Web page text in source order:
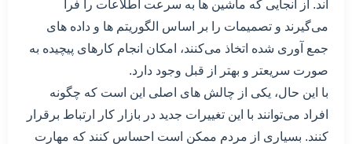
اند. از آنجایی که ماشین ها به سرعت اطلاعات را فرا
می‌گیرند و تصمیمات را بر اساس الگوریتم ها و داده های
جمع آوری شده اتخاذ می‌کنند، امکان انجام کارهای پیچیده به
صورت سریعتر و بهتر از قبل وجود دارد.
با این حال، یکی از چالش های اصلی این است که چگونه
افراد می‌توانند با این تغییرات جدید در بازار کار ارتباط برقرار
کنند. بسیاری از مردم ممکن است احساس کنند که مهارت